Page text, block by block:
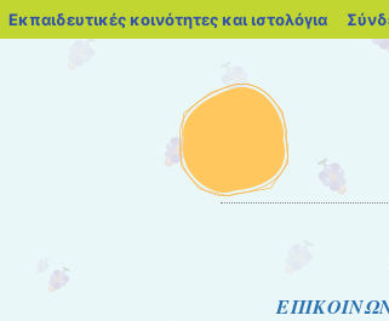
Εκπαιδευτικές κοινότητες και ιστολόγια
Μετάβαση στο